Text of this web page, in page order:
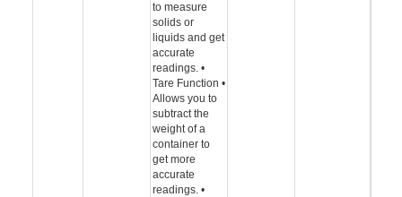
to measure
solids or
liquids and get
accurate
readings. •
Tare Function •
Allows you to
subtract the
weight of a
container to
get more
accurate
readings. •